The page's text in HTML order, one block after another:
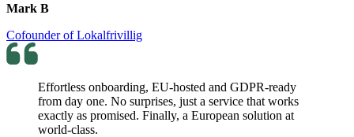
Mark B
Cofounder of Lokalfrivillig
Effortless onboarding, EU-hosted and GDPR-ready
from day one. No surprises, just a service that works
exactly as promised. Finally, a European solution at
world-class.